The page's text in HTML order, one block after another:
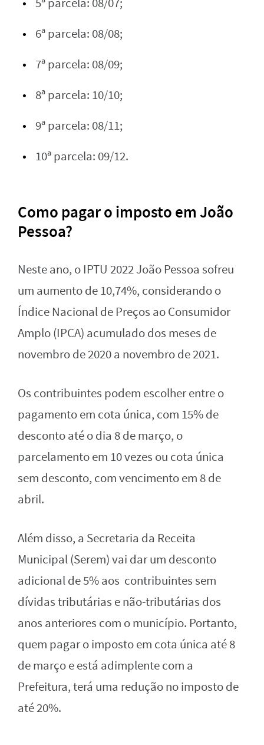
6ª parcela: 08/08;
7ª parcela: 08/09;
8ª parcela: 10/10;
9ª parcela: 08/11;
10ª parcela: 09/12.
Como pagar o imposto em João
Pessoa?
Neste ano, o IPTU 2022 João Pessoa sofreu
um aumento de 10,74%, considerando o
Índice Nacional de Preços ao Consumidor
Amplo (IPCA) acumulado dos meses de
novembro de 2020 a novembro de 2021.
Os contribuintes podem escolher entre o
pagamento em cota única, com 15% de
desconto até o dia 8 de março, o
parcelamento em 10 vezes ou cota única
sem desconto, com vencimento em 8 de
abril.
Além disso, a Secretaria da Receita
Municipal (Serem) vai dar um desconto
adicional de 5% aos contribuintes sem
dívidas tributárias e não-tributárias dos
anos anteriores com o município. Portanto,
quem pagar o imposto em cota única até 8
de março e está adimplente com a
Prefeitura, terá uma redução no imposto de
até 20%.